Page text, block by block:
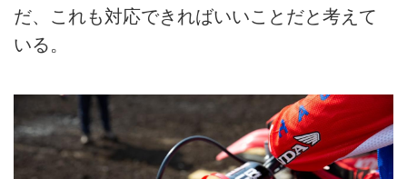
だ、これも対応できればいいことだと考えて
いる。